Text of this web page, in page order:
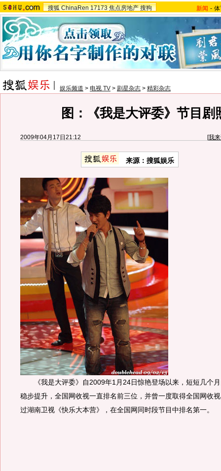
搜狐 ChinaRen 17173 焦点房地产 搜狗 新闻 -
娱乐频道 > 电视 TV > 剧星杂志 > 精彩杂志
图：《我是大评委》节目剧
2009年04月17日21:12 [我
来源： 搜狐娱乐
《我是大评委》自2009年1月24日惊艳登场以来，短短几个月
稳步提升，全国网收视一直排名前三位，并曾一度取得全国网收
过湖南卫视《快乐大本营》，在全国网同时段节目中排名第一。